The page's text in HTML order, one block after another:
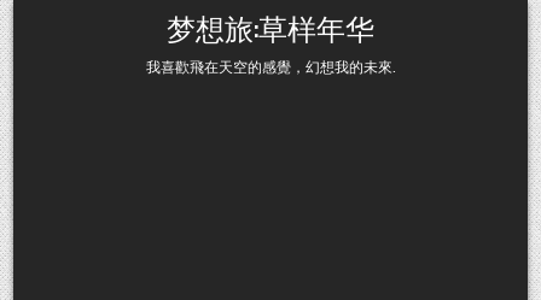
Skip to content 梦想旅:草样年华
我喜歡飛在天空的感覺，幻想我的未來.